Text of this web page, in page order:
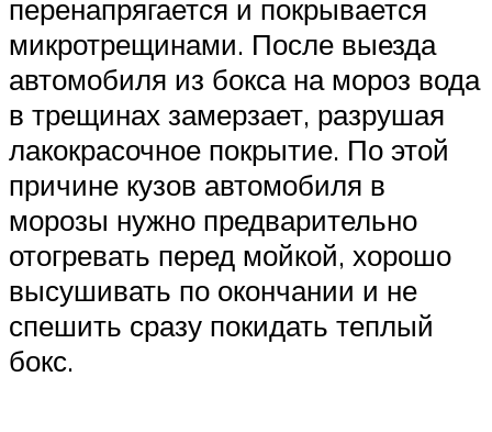
перенапрягается и покрывается
микротрещинами. После выезда
автомобиля из бокса на мороз вода
в трещинах замерзает, разрушая
лакокрасочное покрытие. По этой
причине кузов автомобиля в
морозы нужно предварительно
отогревать перед мойкой, хорошо
высушивать по окончании и не
спешить сразу покидать теплый
бокс.